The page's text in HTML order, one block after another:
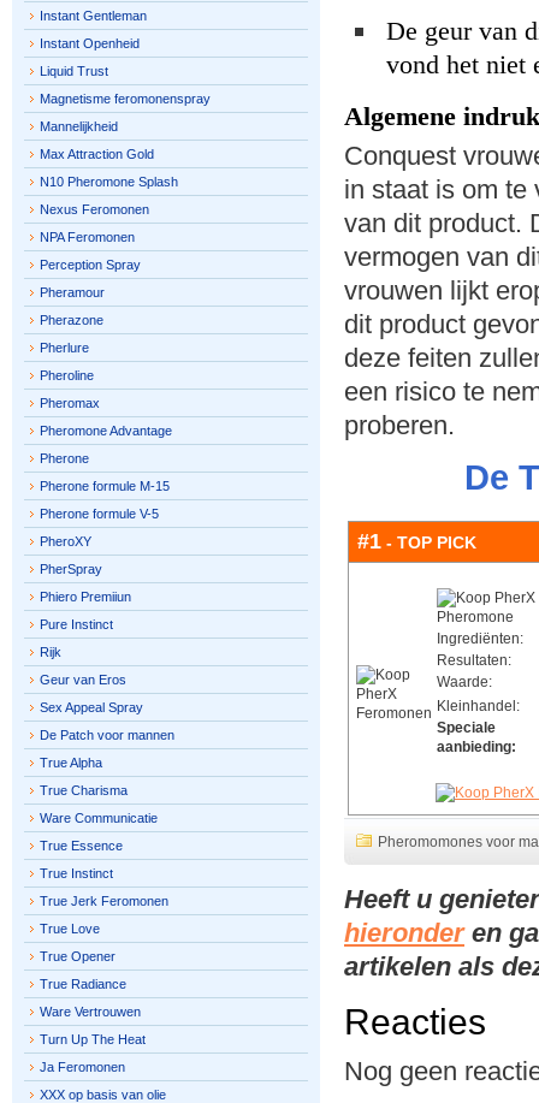
De geur van
vond het niet
Algemene
Conquest
in staat is om te
van dit product.
vermogen van
vrouwen lijkt
dit product
deze feiten
een ​​risico te
proberen.
De
#1 - TOP PICK
Ingrediënten:
Resultaten:
Waarde:
Kleinhandel:
Speciale
aanbieding:
Pheromomones voor
Heeft u
hieronderen
artikelen als
Reacties
Nog geen
Instant Gentleman
Instant Openheid
Liquid Trust
Magnetisme feromonenspray
Mannelijkheid
Max Attraction Gold
N10 Pheromone Splash
Nexus Feromonen
NPA Feromonen
Perception Spray
Pheramour
Pherazone
Pherlure
Pheroline
Pheromax
Pheromone Advantage
Pherone
Pherone formule M-15
Pherone formule V-5
PheroXY
PherSpray
Phiero Premiiun
Pure Instinct
Rijk
Geur van Eros
Sex Appeal Spray
De Patch voor mannen
True Alpha
True Charisma
Ware Communicatie
True Essence
True Instinct
True Jerk Feromonen
True Love
True Opener
True Radiance
Ware Vertrouwen
Turn Up The Heat
Ja Feromonen
XXX op basis van olie